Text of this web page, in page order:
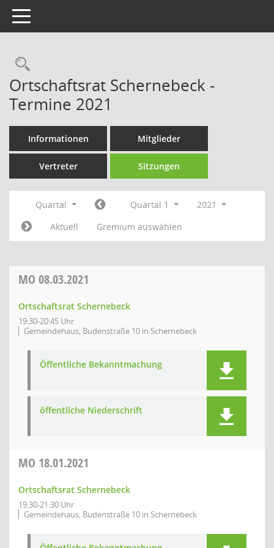
Toggle navigation
Rechercheauswahl
Ortschaftsrat Schernebeck -
Termine 2021
Informationen Mitglieder
Vertreter Sitzungen
Quartal Quartal 1
2021
Aktuell
Gremium auswählen
MO 08.03.2021
Ortschaftsrat Schernebeck
19:30-20:45 Uhr
Gemeindehaus, Budenstraße 10 in Schernebeck
Öffentliche Bekanntmachung
öffentliche Niederschrift
MO 18.01.2021
Ortschaftsrat Schernebeck
19:30-21:30 Uhr
Gemeindehaus, Budenstraße 10 in Schernebeck